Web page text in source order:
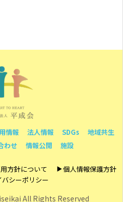
情報 法人情報 SDGs
地域共生
わせ 情報公開 施設
方針について
個人情報保護方針
バシーポリシー
All Rights Reserved